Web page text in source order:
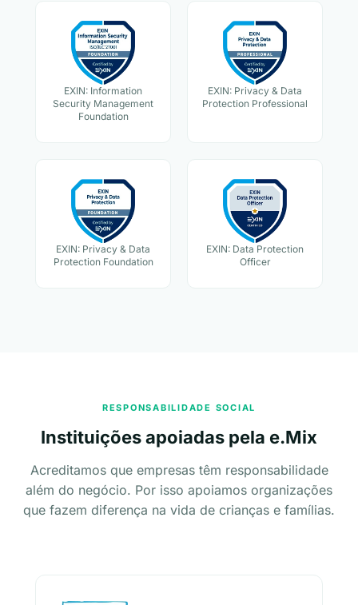
EXIN: Information
Security Management
Foundation
EXIN: Privacy & Data
Protection Professional
EXIN: Privacy & Data
Protection Foundation
EXIN: Data Protection
Officer
RESPONSABILIDADE SOCIAL
Instituições apoiadas pela e.Mix
Acreditamos que empresas têm responsabilidade
além do negócio. Por isso apoiamos organizações
que fazem diferença na vida de crianças e famílias.